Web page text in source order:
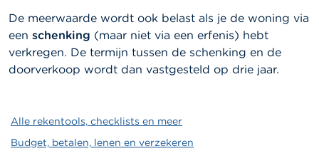
De meerwaarde wordt ook belast als je de woning via
een schenking (maar niet via een erfenis) hebt
verkregen. De termijn tussen de schenking en de
doorverkoop wordt dan vastgesteld op drie jaar.
Alle rekentools, checklists en meer
Budget, betalen, lenen en verzekeren